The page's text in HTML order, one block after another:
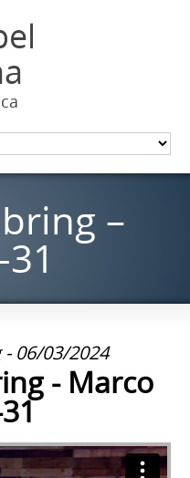
–
06/03/2024
- Marco